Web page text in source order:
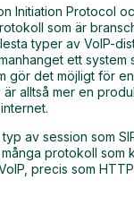
Initiation Protocol
som är
typer av VoIP-
ett system
gör det möjligt för
är alltså mer en
av session som
protokoll som
precis som